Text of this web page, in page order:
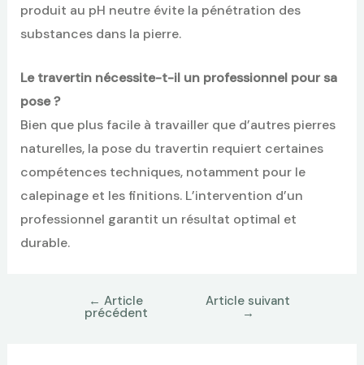
produit au pH neutre évite la pénétration des
substances dans la pierre.
Le travertin nécessite-t-il un professionnel pour sa
pose ?
Bien que plus facile à travailler que d’autres pierres
naturelles, la pose du travertin requiert certaines
compétences techniques, notamment pour le
calepinage et les finitions. L’intervention d’un
professionnel garantit un résultat optimal et
durable.
← Article
précédent
Article suivant
→